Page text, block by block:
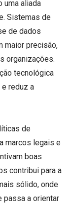
uma aliada
Sistemas de
de dados
maior precisão,
organizações.
tecnológica
reduz a
de
marcos legais e
boas
contribui para a
sólido, onde
passa a orientar